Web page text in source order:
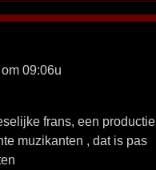
09:06u
frans, een productie
muzikanten , dat is pas